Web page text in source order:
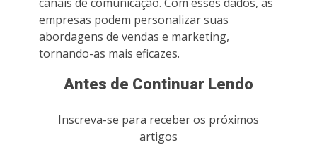
empresas podem personalizar suas
abordagens de vendas e marketing,
tornando-as mais eficazes.
Antes de Continuar Lendo
Inscreva-se para receber os próximos
artigos